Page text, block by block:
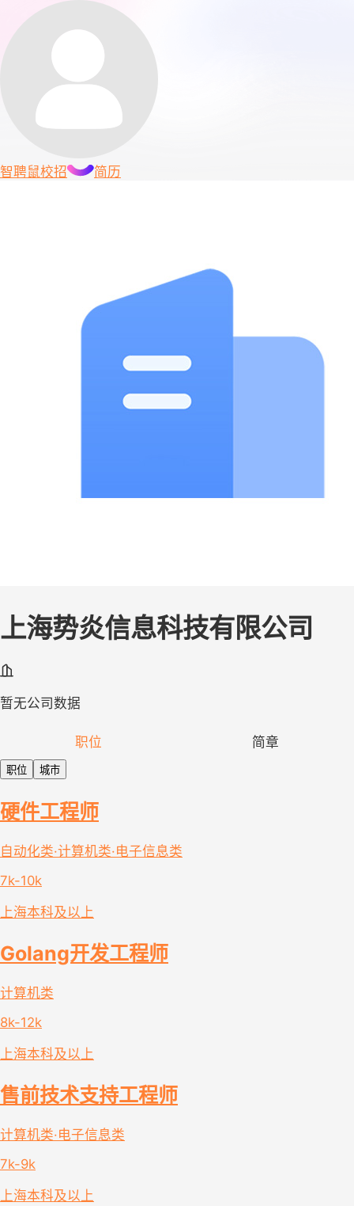
智聘鼠校招 简历
上海势炎信息科技有限公司
暂无公司数据
职位 简章
职位 城市
硬件工程师
自动化类·计算机类·电子信息类
7k-10k
上海本科及以上
Golang开发工程师
计算机类
8k-12k
上海本科及以上
售前技术支持工程师
计算机类·电子信息类
7k-9k
上海本科及以上